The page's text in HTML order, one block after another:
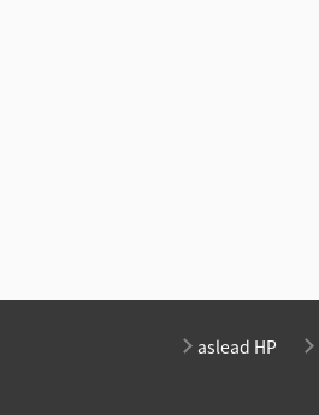
aslead HP